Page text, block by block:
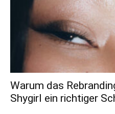
Warum das
Shygirl ein richtiger